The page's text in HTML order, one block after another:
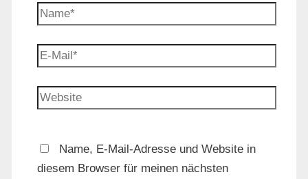
Name*
E-
Mail*
Website
Name, E-Mail-Adresse und Website in
diesem Browser für meinen nächsten